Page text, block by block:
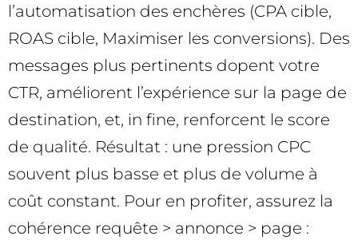
l’automatisation des enchères (CPA cible,
ROAS cible, Maximiser les conversions). Des
messages plus pertinents dopent votre
CTR, améliorent l’expérience sur la page de
destination, et, in fine, renforcent le score
de qualité. Résultat : une pression CPC
souvent plus basse et plus de volume à
coût constant. Pour en profiter, assurez la
cohérence requête > annonce > page :